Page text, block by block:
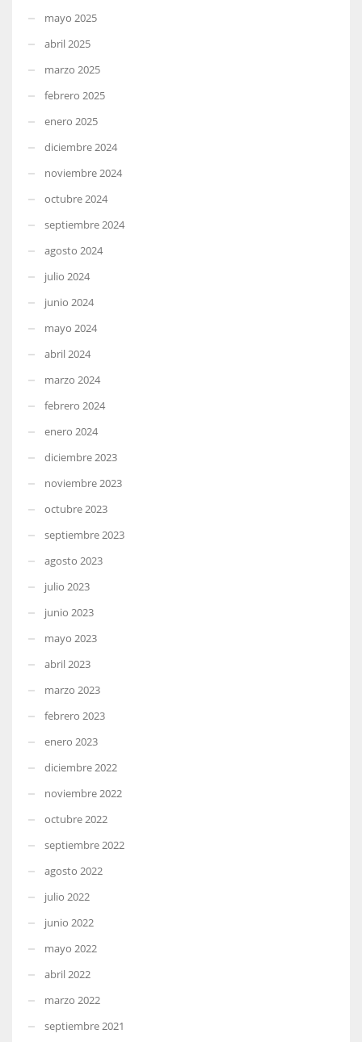
mayo 2025
abril 2025
marzo 2025
febrero 2025
enero 2025
diciembre 2024
noviembre 2024
octubre 2024
septiembre 2024
agosto 2024
julio 2024
junio 2024
mayo 2024
abril 2024
marzo 2024
febrero 2024
enero 2024
diciembre 2023
noviembre 2023
octubre 2023
septiembre 2023
agosto 2023
julio 2023
junio 2023
mayo 2023
abril 2023
marzo 2023
febrero 2023
enero 2023
diciembre 2022
noviembre 2022
octubre 2022
septiembre 2022
agosto 2022
julio 2022
junio 2022
mayo 2022
abril 2022
marzo 2022
septiembre 2021